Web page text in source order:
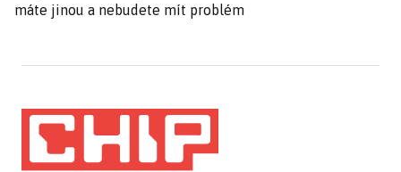
máte jinou a nebudete mít problém